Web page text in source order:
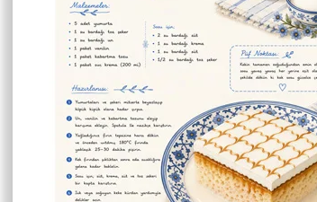
mesaj atınız.